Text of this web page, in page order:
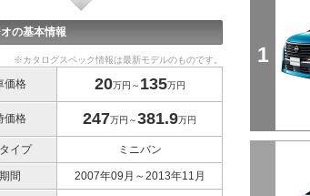
の基本情報
※カタログスペック情報は最新モデルのものです。
価格 20万円～ 135万円
価格 247万円～381.9万円
イプ ミニバン
間 2007年09月～2013年11月
1